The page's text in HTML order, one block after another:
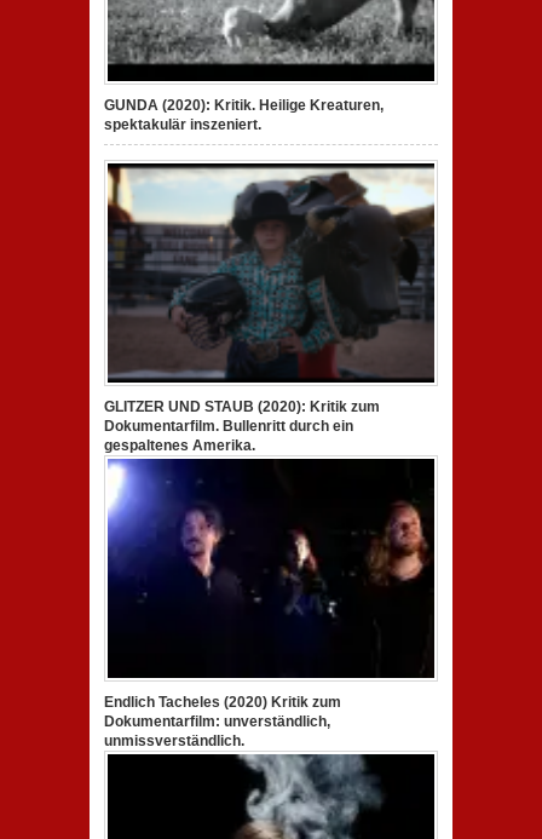
GUNDA (2020): Kritik. Heilige Kreaturen,
spektakulär inszeniert.
GLITZER UND STAUB (2020): Kritik zum
Dokumentarfilm. Bullenritt durch ein
gespaltenes Amerika.
Endlich Tacheles (2020) Kritik zum
Dokumentarfilm: unverständlich,
unmissverständlich.